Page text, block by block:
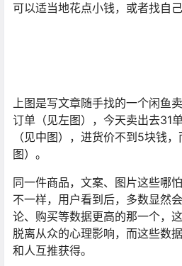
可以适当地花点小钱，或者找自
上图是写文章随手找的一个闲鱼
订单（见左图），今天卖出去31
（见中图），进货价不到5块钱
图）。
同一件商品，文案、图片这些哪
不一样，用户看到后，多数显然
论、购买等数据更高的那一个，
脱离从众的心理影响，而这些数
和人互推获得。